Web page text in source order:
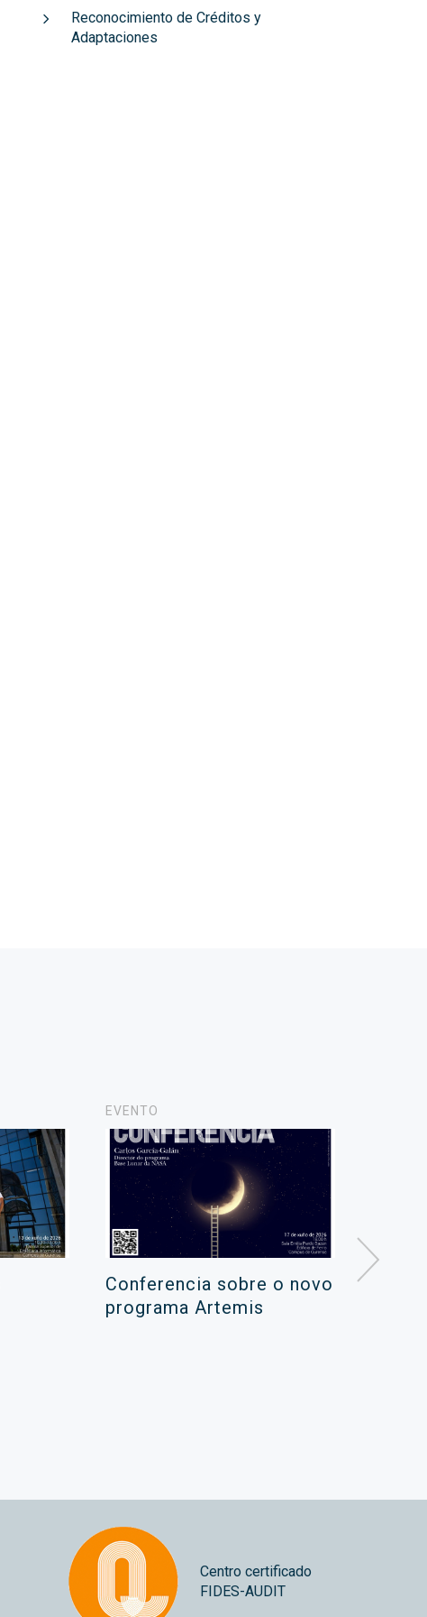
Reconocimiento de Créditos y
Adaptaciones
EVENTO
Conferencia sobre o novo
programa Artemis
Centro certificado
FIDES-AUDIT